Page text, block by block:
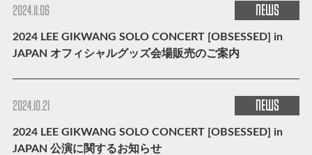
2024.11.06 NEWS
2024 LEE GIKWANG SOLO CONCERT [OBSESSED] in
JAPAN オフィシャルグッズ会場販売のご案内
2024.10.21 NEWS
2024 LEE GIKWANG SOLO CONCERT [OBSESSED] in
JAPAN 公演に関するお知らせ